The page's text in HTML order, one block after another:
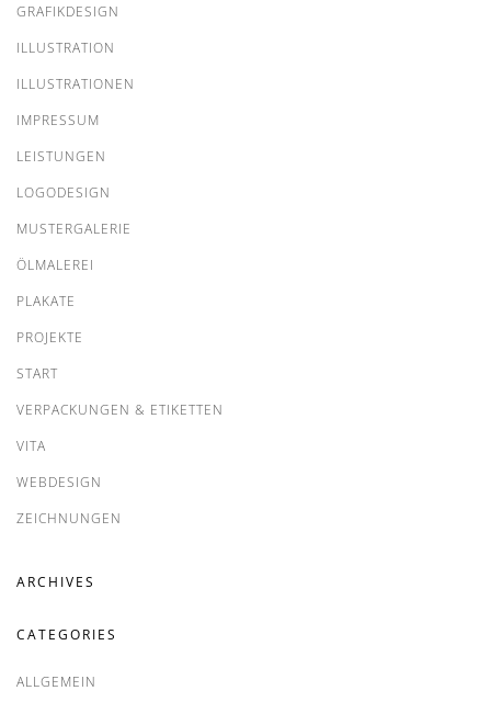
GRAFIKDESIGN
ILLUSTRATION
ILLUSTRATIONEN
IMPRESSUM
LEISTUNGEN
LOGODESIGN
MUSTERGALERIE
ÖLMALEREI
PLAKATE
PROJEKTE
START
VERPACKUNGEN & ETIKETTEN
VITA
WEBDESIGN
ZEICHNUNGEN
ARCHIVES
CATEGORIES
ALLGEMEIN